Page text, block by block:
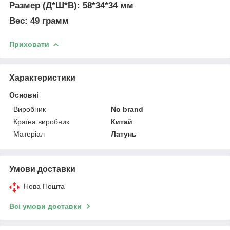
Размер (Д*Ш*В): 58*34*34 мм
Вес: 49 грамм
Приховати
Характеристики
Основні
Виробник
No brand
Країна виробник
Китай
Матеріал
Латунь
Умови доставки
Нова Пошта
Всі умови доставки